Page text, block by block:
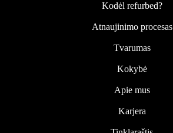
Kodėl refurbed?
Atnaujinimo procesas
Tvarumas
Kokybė
Apie mus
Karjera